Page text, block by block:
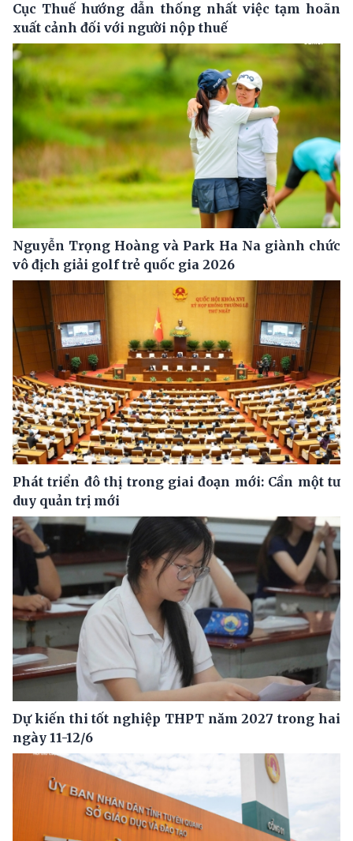
Cục Thuế hướng dẫn thống nhất việc tạm hoãn
xuất cảnh đối với người nộp thuế
Nguyễn Trọng Hoàng và Park Ha Na giành chức
vô địch giải golf trẻ quốc gia 2026
Phát triển đô thị trong giai đoạn mới: Cần một tư
duy quản trị mới
Dự kiến thi tốt nghiệp THPT năm 2027 trong hai
ngày 11-12/6